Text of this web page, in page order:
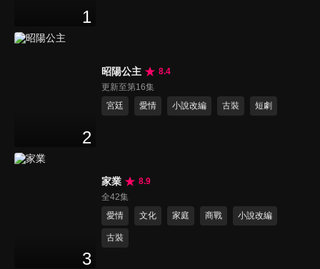
1
2
昭陽公主
8.4
更新至第16集
宮廷
愛情 小說改編 古裝 短劇
3
家業
8.9
全42集
愛情
文化 家庭 商戰 小說改編
古裝